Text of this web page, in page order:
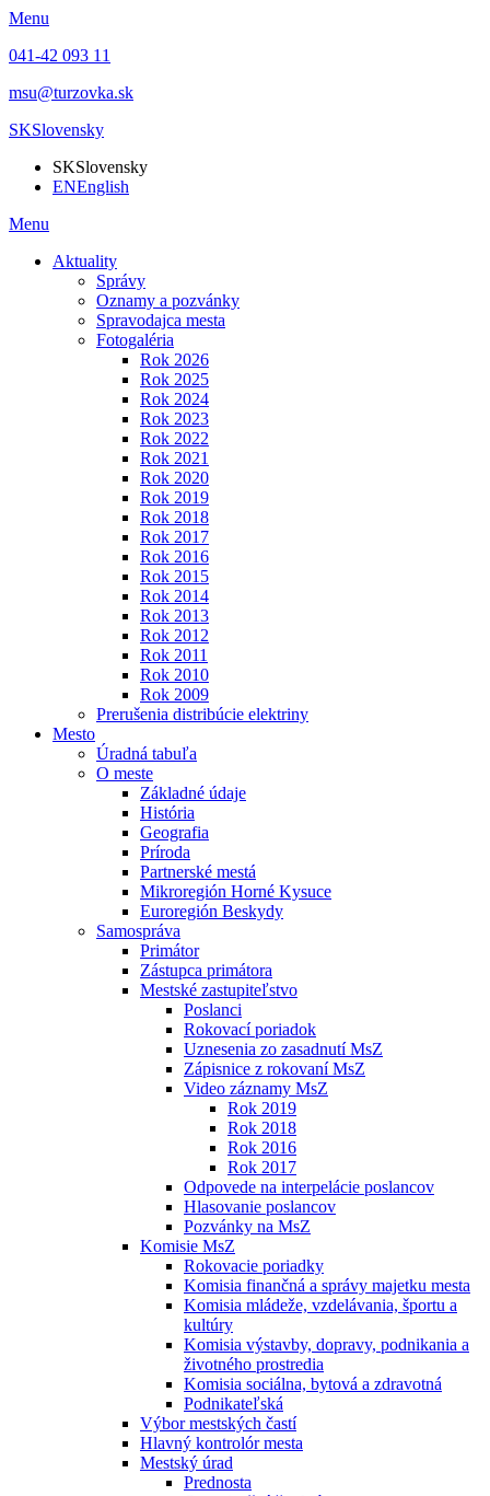
Menu
041-42 093 11
msu@turzovka.sk
SKSlovensky
SKSlovensky
ENEnglish
Menu
Aktuality
Správy
Oznamy a pozvánky
Spravodajca mesta
Fotogaléria
Rok 2026
Rok 2025
Rok 2024
Rok 2023
Rok 2022
Rok 2021
Rok 2020
Rok 2019
Rok 2018
Rok 2017
Rok 2016
Rok 2015
Rok 2014
Rok 2013
Rok 2012
Rok 2011
Rok 2010
Rok 2009
Prerušenia distribúcie elektriny
Mesto
Úradná tabuľa
O meste
Základné údaje
História
Geografia
Príroda
Partnerské mestá
Mikroregión Horné Kysuce
Euroregión Beskydy
Samospráva
Primátor
Zástupca primátora
Mestské zastupiteľstvo
Poslanci
Rokovací poriadok
Uznesenia zo zasadnutí MsZ
Zápisnice z rokovaní MsZ
Video záznamy MsZ
Rok 2019
Rok 2018
Rok 2016
Rok 2017
Odpovede na interpelácie poslancov
Hlasovanie poslancov
Pozvánky na MsZ
Komisie MsZ
Rokovacie poriadky
Komisia finančná a správy majetku mesta
Komisia mládeže, vzdelávania, športu a
kultúry
Komisia výstavby, dopravy, podnikania a
životného prostredia
Komisia sociálna, bytová a zdravotná
Podnikateľská
Výbor mestských častí
Hlavný kontrolór mesta
Mestský úrad
Prednosta